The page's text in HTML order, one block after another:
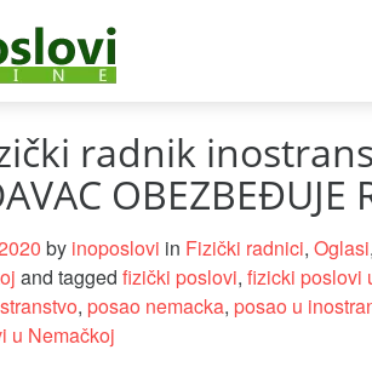
radnik
OBEZBEĐUJE
by inoposlovi in Fizički radnici, Oglasi,
and tagged fizički poslovi, fizicki poslovi
, posao nemacka, posao u
u Nemačkoj